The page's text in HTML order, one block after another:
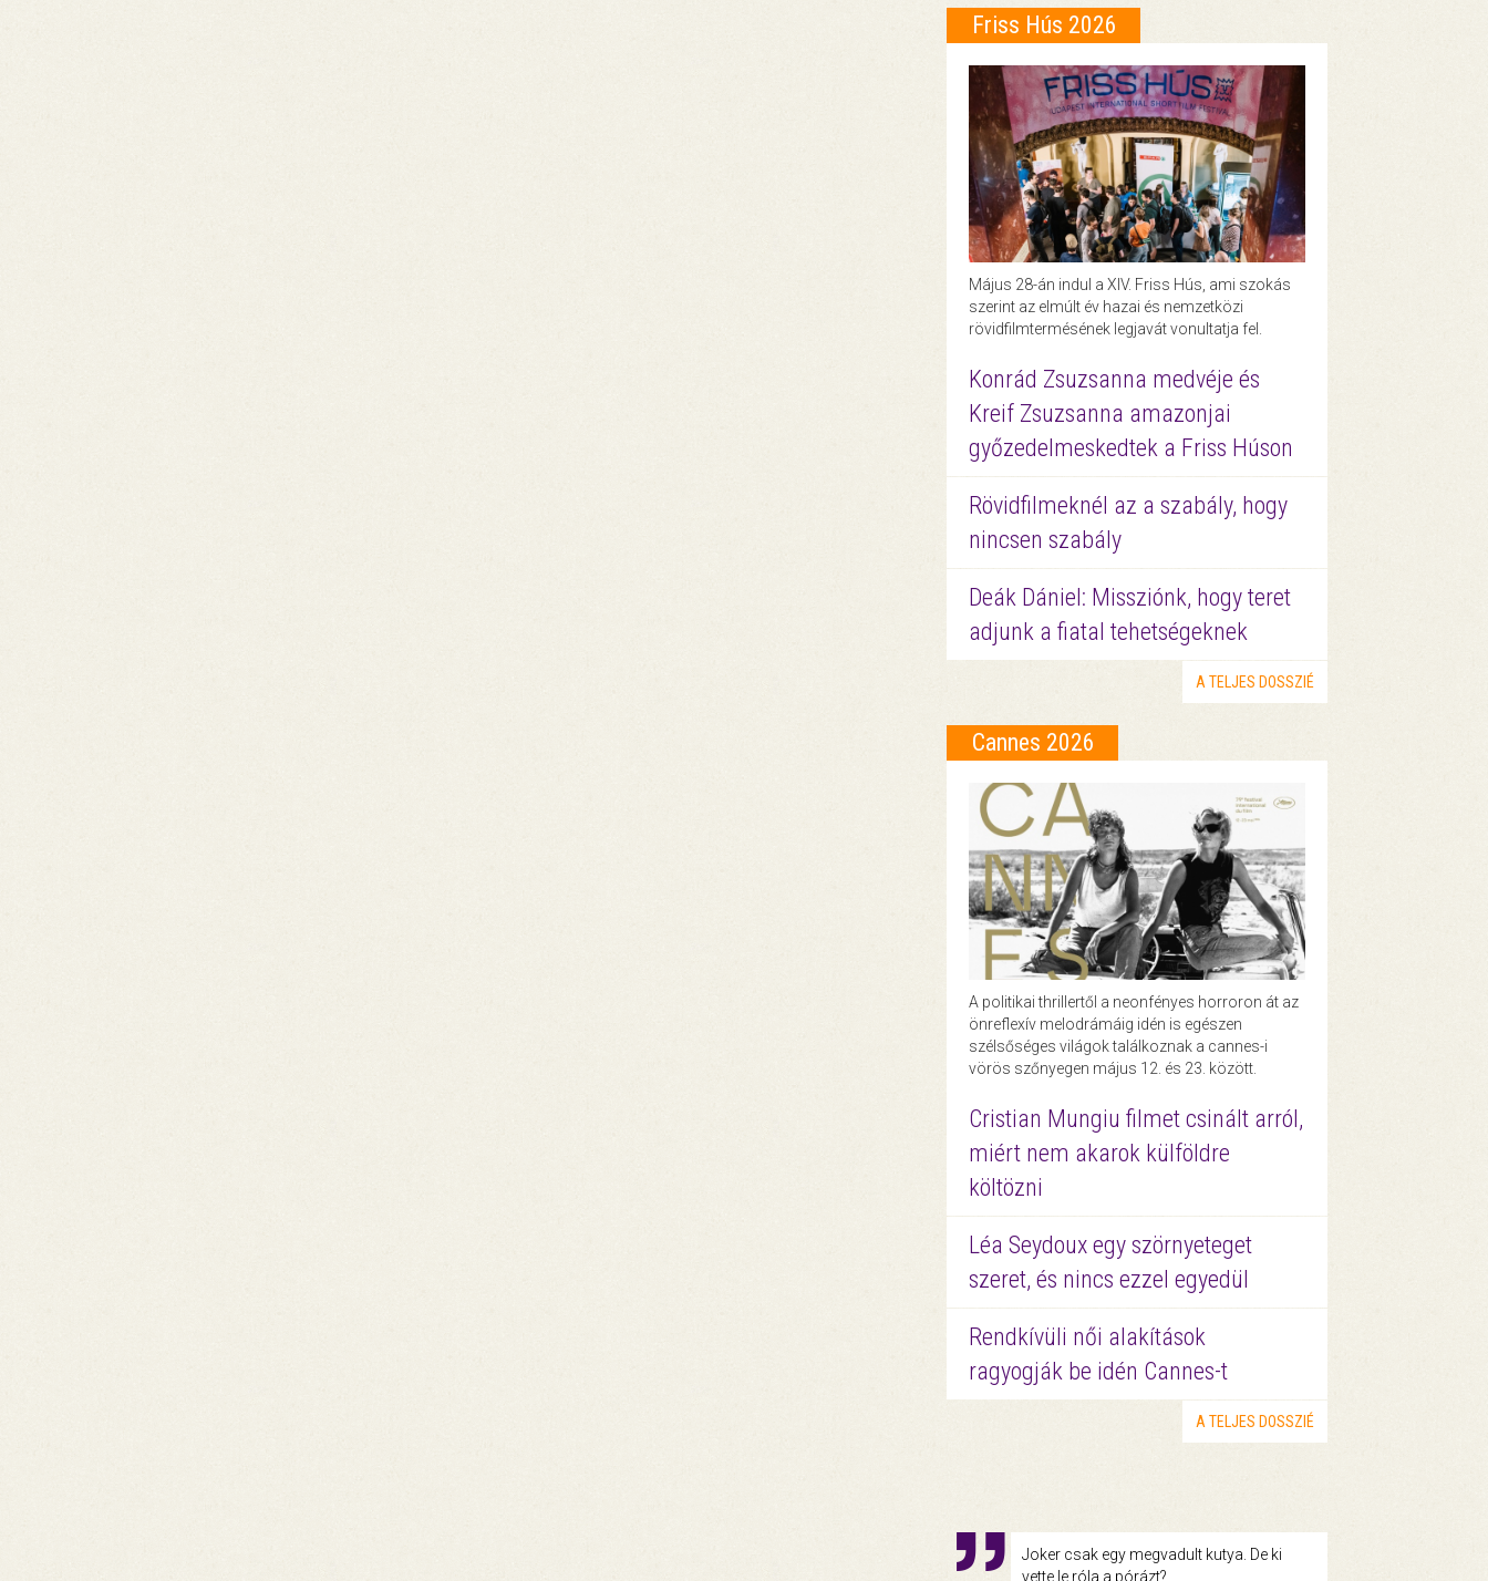
Friss Hús 2026
Május 28-án indul a XIV. Friss Hús, ami szokás
szerint az elmúlt év hazai és nemzetközi
rövidfilmtermésének legjavát vonultatja fel.
Konrád Zsuzsanna medvéje és
Kreif Zsuzsanna amazonjai
győzedelmeskedtek a Friss Húson
Rövidfilmeknél az a szabály, hogy
nincsen szabály
Deák Dániel: Missziónk, hogy teret
adjunk a fiatal tehetségeknek
A TELJES DOSSZIÉ
Cannes 2026
A politikai thrillertől a neonfényes horroron át az
önreflexív melodrámáig idén is egészen
szélsőséges világok találkoznak a cannes-i
vörös szőnyegen május 12. és 23. között.
Cristian Mungiu filmet csinált arról,
miért nem akarok külföldre
költözni
Léa Seydoux egy szörnyeteget
szeret, és nincs ezzel egyedül
Rendkívüli női alakítások
ragyogják be idén Cannes-t
A TELJES DOSSZIÉ
Joker csak egy megvadult kutya. De ki
vette le róla a pórázt?